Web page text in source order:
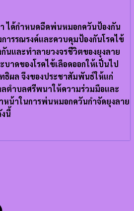
ได้กำหนดฉีดพ่นหมอกควันป้องกัน
การรณรงค์และควบคุมป้องกันโรคไข้
นและทำลายวงจรชีวิตของยุงลาย
าดของโรคไข้เลือดออกให้เป็นไป
ธิผล จึงของประชาสัมพันธ์ให้แก่
ตำบลศรีพนาให้ความร่วมมือและ
หน้าในการพ่นหมอกควันกำจัดยุงลาย
นี้